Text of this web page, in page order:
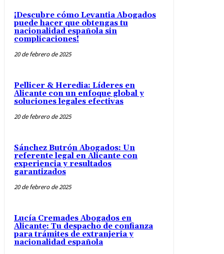
¡Descubre cómo Levantia Abogados
puede hacer que obtengas tu
nacionalidad española sin
complicaciones!
20 de febrero de 2025
Pellicer & Heredia: Líderes en
Alicante con un enfoque global y
soluciones legales efectivas
20 de febrero de 2025
Sánchez Butrón Abogados: Un
referente legal en Alicante con
experiencia y resultados
garantizados
20 de febrero de 2025
Lucía Cremades Abogados en
Alicante: Tu despacho de confianza
para trámites de extranjeria y
nacionalidad española